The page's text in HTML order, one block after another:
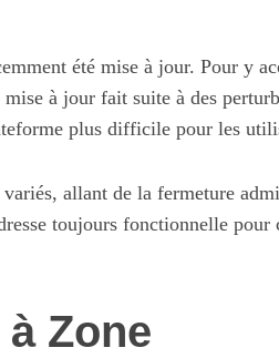
été mise à jour. Pour y
à jour fait suite à des
plus difficile pour les
variés, allant de la fermeture
toujours fonctionnelle pour
Zone